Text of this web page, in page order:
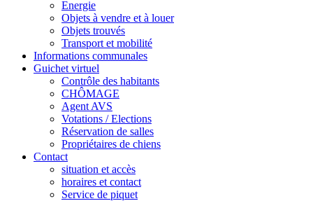
Energie
Objets à vendre et à louer
Objets trouvés
Transport et mobilité
Informations communales
Guichet virtuel
Contrôle des habitants
CHÔMAGE
Agent AVS
Votations / Elections
Réservation de salles
Propriétaires de chiens
Contact
situation et accès
horaires et contact
Service de piquet